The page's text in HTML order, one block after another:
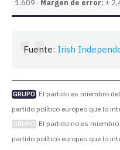
1.609 · Margen de error: ±
Fuente: Irish
GRUPO El partido es miembro
partido político europeo que lo
GRUPO El partido no es
partido político europeo que lo